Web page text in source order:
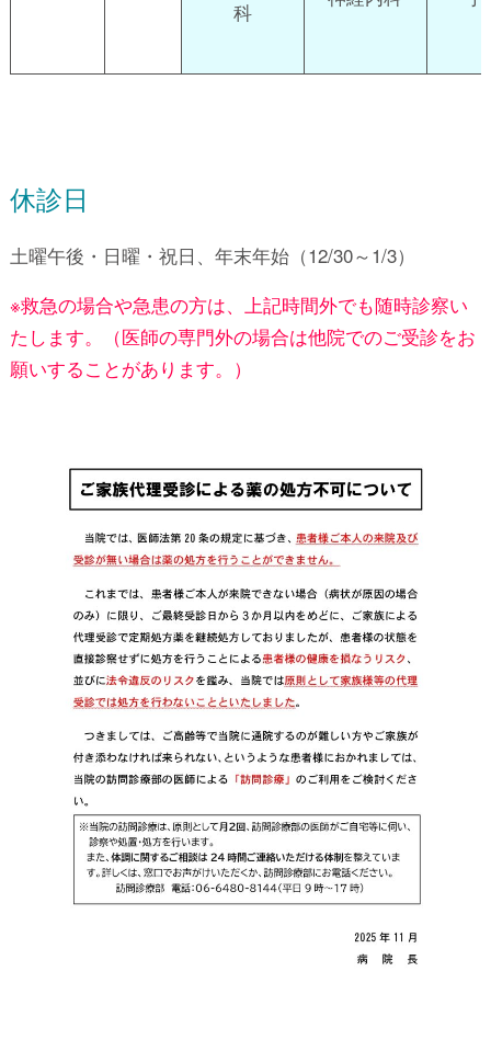
科
休診日
土曜午後・日曜・祝日、年末年始（12/30～1/3）
※救急の場合や急患の方は、上記時間外でも随時診察い
たします。（医師の専門外の場合は他院でのご受診をお
願いすることがあります。）